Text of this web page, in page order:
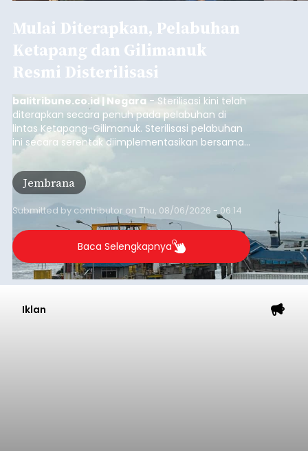
Mulai Diterapkan, Pelabuhan
Ketapang dan Gilimanuk
Resmi Disterilisasi
balitribune.co.id | Negara - Sterilisasi kini telah
diterapkan secara penuh pada pelabuhan di
lintas Ketapang-Gilimanuk. Sterilisasi pelabuhan
ini secara serentak diimplementasikan bersama
empat pelabuhan utama lainnya, yakni
Pelabuhan Merak, Bakauheni, Kayangan, dan
Lembar pada Rabu (5/8/2026).
Jembrana
Submitted by contributor on Thu, 08/06/2026 - 06:14
Baca Selengkapnya
Iklan